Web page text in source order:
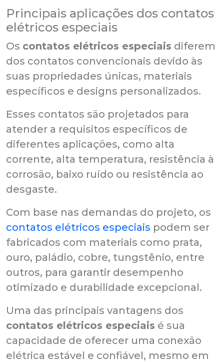
Principais aplicações dos contatos
elétricos especiais
Os contatos elétricos especiais diferem
dos contatos convencionais devido às
suas propriedades únicas, materiais
específicos e designs personalizados.
Esses contatos são projetados para
atender a requisitos específicos de
diferentes aplicações, como alta
corrente, alta temperatura, resistência à
corrosão, baixo ruído ou resistência ao
desgaste.
Com base nas demandas do projeto, os
contatos elétricos especiais podem ser
fabricados com materiais como prata,
ouro, paládio, cobre, tungstênio, entre
outros, para garantir desempenho
otimizado e durabilidade excepcional.
Uma das principais vantagens dos
contatos elétricos especiais é sua
capacidade de oferecer uma conexão
elétrica estável e confiável, mesmo em